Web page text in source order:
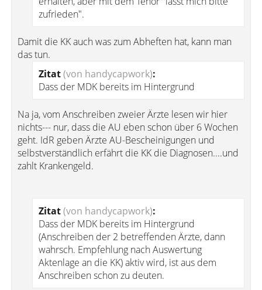
zufrieden".
Damit die KK auch was zum Abheften hat, kann man
das tun.
Zitat(von handycapwork):
Dass der MDK bereits im Hintergrund
Na ja, vom Anschreiben zweier Ärzte lesen wir hier
nichts--- nur, dass die AU eben schon über 6 Wochen
geht. IdR geben Ärzte AU-Bescheinigungen und
selbstverständlich erfährt die KK die Diagnosen....und
zahlt Krankengeld.
Zitat(von handycapwork):
Dass der MDK bereits im Hintergrund
(Anschreiben der 2 betreffenden Ärzte, dann
wahrsch. Empfehlung nach Auswertung
Aktenlage an die KK) aktiv wird, ist aus dem
Anschreiben schon zu deuten.